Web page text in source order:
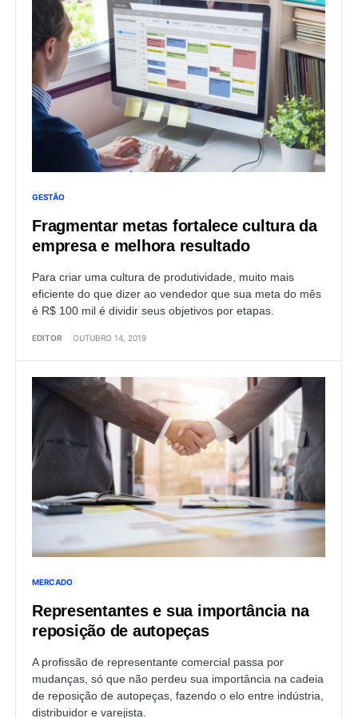
GESTÃO
Fragmentar metas fortalece cultura da
empresa e melhora resultado
Para criar uma cultura de produtividade, muito mais
eficiente do que dizer ao vendedor que sua meta do mês
é R$ 100 mil é dividir seus objetivos por etapas.
EDITOR OUTUBRO 14, 2019
MERCADO
Representantes e sua importância na
reposição de autopeças
A profissão de representante comercial passa por
mudanças, só que não perdeu sua importância na cadeia
de reposição de autopeças, fazendo o elo entre indústria,
distribuidor e varejista.